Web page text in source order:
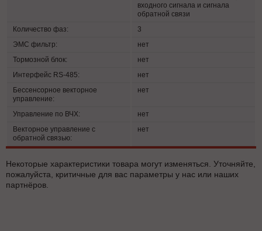
входного сигнала и сигнала
обратной связи
Количество фаз:
3
ЭМС фильтр:
нет
Тормозной блок:
нет
Интерфейс RS-485:
нет
Бессенсорное векторное
управление:
нет
Управление по ВЧХ:
нет
Векторное управление с
обратной связью:
нет
Некоторые характеристики товара могут изменяться. Уточняйте,
пожалуйста, критичные для вас параметры у нас или наших
партнёров.